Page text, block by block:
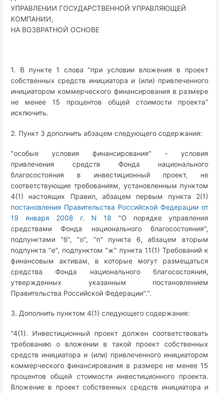
УПРАВЛЕНИИ ГОСУДАРСТВЕННОЙ УПРАВЛЯЮЩЕЙ
КОМПАНИИ,
НА ВОЗВРАТНОЙ ОСНОВЕ
1. В пункте 1 слова "при условии вложения в проект
собственных средств инициатора и (или) привлеченного
инициатором коммерческого финансирования в размере
не менее 15 процентов общей стоимости проекта"
исключить.
2. Пункт 3 дополнить абзацем следующего содержания:
"особые условия финансирования" - условия
привлечения средств Фонда национального
благосостояния в инвестиционный проект, не
соответствующие требованиям, установленным пунктом
4(1) настоящих Правил, абзацем первым пункта 2(1)
постановления Правительства Российской Федерации от
19 января 2008 г. N 18 "О порядке управления
средствами Фонда национального благосостояния",
подпунктами "б", "о", "п" пункта 6, абзацем вторым
подпункта "е", подпунктом "ж" пункта 11(1) Требований к
финансовым активам, в которые могут размещаться
средства Фонда национального благосостояния,
утвержденных указанным постановлением
Правительства Российской Федерации".".
3. Дополнить пунктом 4(1) следующего содержания:
"4(1). Инвестиционный проект должен соответствовать
требованию о вложении в такой проект собственных
средств инициатора и (или) привлеченного инициатором
коммерческого финансирования в размере не менее 15
процентов общей стоимости инвестиционного проекта.
Вложение в проект собственных средств инициатора и